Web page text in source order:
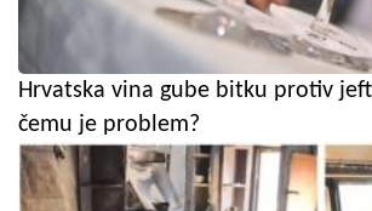
Hrvatska vina gube bitku protiv
čemu je problem?